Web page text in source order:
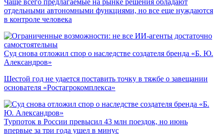
Чаще всего предлагаемые на рынке решения обладают
отдельными автономными функциями, но все еще нуждаются
в контроле человека
Суд снова отложил спор о наследстве создателя бренда «Б. Ю.
Александров»
Шестой год не удается поставить точку в тяжбе о завещании
основателя «Ростагрокомплекса»
Турпоток в России превысил 43 млн поездок, но июнь
впервые за три года ушел в минус